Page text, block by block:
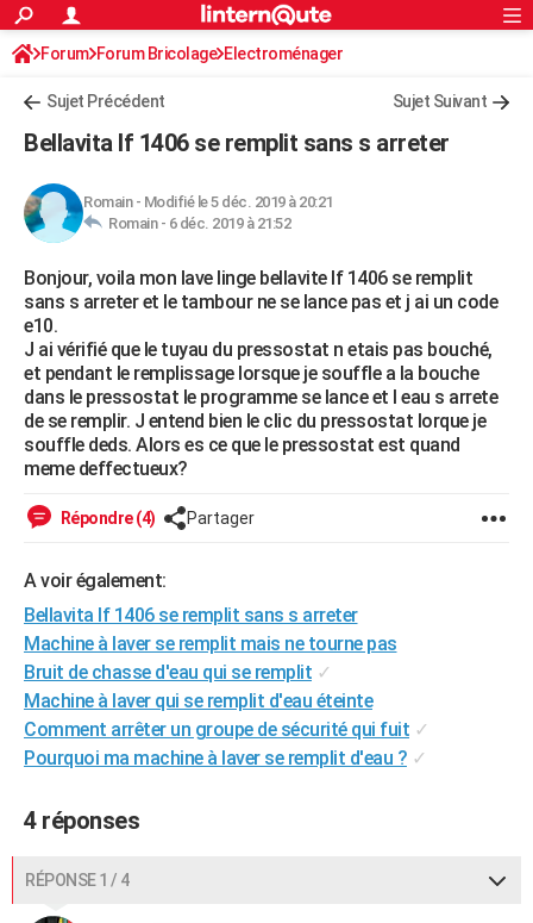
ACTUALITÉS
Politique
Société
Faits Divers
Education
Monde
Villes
+
Retraite
Impôts
Epargne
Immobilier
Risques naturels par ville
Banque
Assurance
Crédit
AUTO
HIGH-TECH
Mobiles
Meilleur smartphone
Internet
Ordinateurs
Jeux vidéo
Guide high-tech
+BRICOLAGE
Forum
Aménagement intérieur
Extérieur
Cuisine
Salle de bains
Jardinage
Rangement
WEEK-END
Guides de France
Escapades
Patrimoine
Expositions
Musées
Week-end nature
LIFESTYLE
Art de vivre
Modes de vie
SANTE
Alimentation
Guide de la santé
Maladies
Médicaments
Sommeil
VOYAGE
GUIDES D'ACHAT
BONS PLANS
CARTE DE VOEUX
Carte de Noël
Carte Bonne année
Carte Saint-Valentin
Carte Pâques
Carte d'anniversaire
DICTIONNAIRE
S'inscrire
Connexion
Forum Forum Bricolage Electroménager
Sujet Précédent Sujet Suivant
Bellavita lf 1406 se remplit sans s arreter
Romain- Modifié le 5 déc. 2019 à 20:21
Romain - 6 déc. 2019 à 21:52
Bonjour, voila mon lave linge bellavite lf 1406 se remplit
sans s arreter et le tambour ne se lance pas et j ai un code
e10.
J ai vérifié que le tuyau du pressostat n etais pas bouché,
et pendant le remplissage lorsque je souffle a la bouche
dans le pressostat le programme se lance et l eau s arrete
de se remplir. J entend bien le clic du pressostat lorque je
souffle deds. Alors es ce que le pressostat est quand
meme deffectueux?
Répondre (4) Partager
A voir également:
Bellavita lf 1406 se remplit sans s arreter
Machine à laver se remplit mais ne tourne pas
Bruit de chasse d'eau qui se remplit ✓
Machine à laver qui se remplit d'eau éteinte
Comment arrêter un groupe de sécurité qui fuit ✓
Pourquoi ma machine à laver se remplit d'eau ? ✓
4 réponses
RÉPONSE 1 / 4